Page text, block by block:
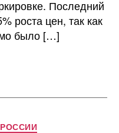
Последний
роста цен, так как
было […]